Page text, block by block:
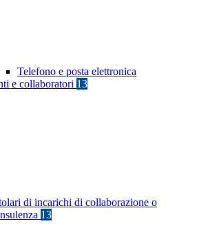
Telefono e posta elettronica
e collaboratori 13
di incarichi di collaborazione o
13